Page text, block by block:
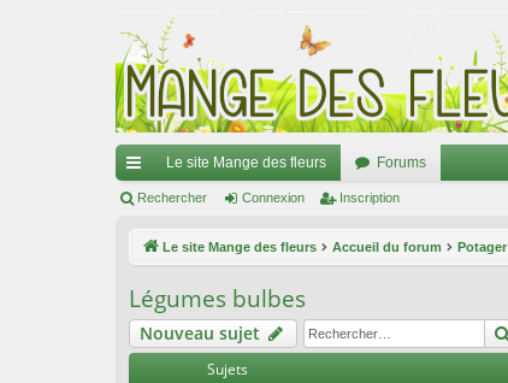
ac
ci
s
Le site Mange des fleurs Forums
Rechercher Connexion Inscription
Le site Mange des fleurs Accueil du forum Potager
Légumes bulbes
Nouveau sujet
Sujets